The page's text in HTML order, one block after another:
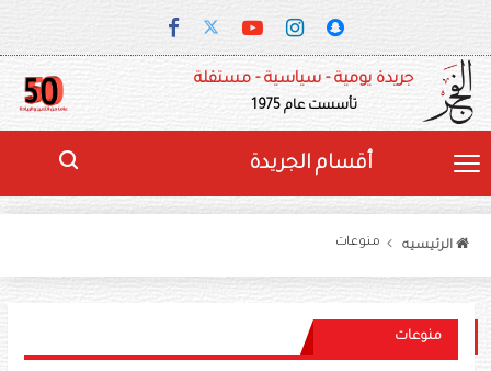
جريدة يومية - سياسية - مستقلة
تأسست عام 1975
أقسام الجريدة
الرئيسيه منوعات
منوعات